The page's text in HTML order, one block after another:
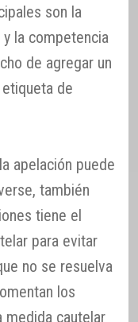
son la
la competencia
de agregar un
de
apelación puede
también
tiene el
para evitar
no se resuelva
los
cautelar